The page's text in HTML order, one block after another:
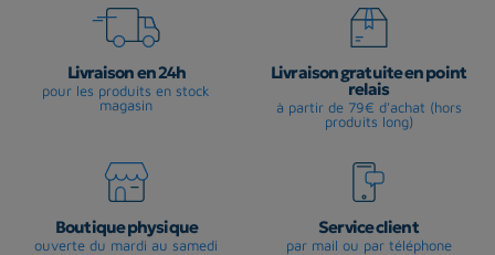
Livraison en 24h
pour les produits en stock
magasin
Livraison gratuite en point
relais
à partir de 79€ d'achat (hors
produits long)
Boutique physique
ouverte du mardi au samedi
Service client
par mail ou par téléphone